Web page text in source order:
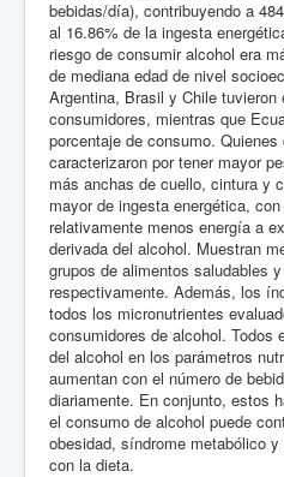
bebidas/día), contribuyendo a
al 16.86% de la ingesta
riesgo de consumir alcohol era
de mediana edad de nivel
Argentina, Brasil y Chile tuvieron
consumidores, mientras que
porcentaje de consumo.
caracterizaron por tener mayor
más anchas de cuello, cintura y
mayor de ingesta energética,
relativamente menos energía a
derivada del alcohol. Muestran
grupos de alimentos saludables
respectivamente. Además, los
todos los micronutrientes
consumidores de alcohol. Todos
del alcohol en los parámetros
aumentan con el número de
diariamente. En conjunto, estos
el consumo de alcohol puede
obesidad, síndrome metabólico
con la dieta.